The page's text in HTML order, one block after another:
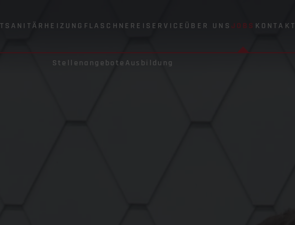
SANITÄR HEIZUNG FLASCHNEREI SERVICE ÜBER UNS JOBS KONTAKT
Stellenangebote Ausbildung